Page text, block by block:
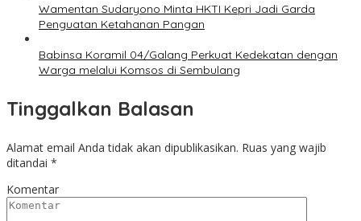
Wamentan Sudaryono Minta HKTI Kepri Jadi Garda
Penguatan Ketahanan Pangan
Babinsa Koramil 04/Galang Perkuat Kedekatan dengan
Warga melalui Komsos di Sembulang
Tinggalkan Balasan
Alamat email Anda tidak akan dipublikasikan. Ruas yang wajib
ditandai *
Komentar